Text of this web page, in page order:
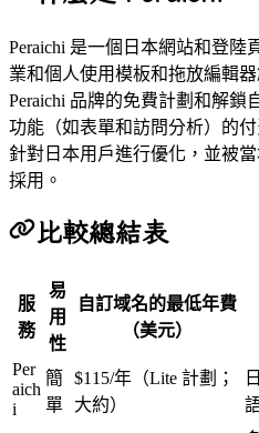
Peraichi 是一個日本網站和登
業和個人使用模板和拖放編輯
Peraichi 品牌的免費計劃和解鎖
功能（如表單和訪問分析）的
針對日本用戶進行優化，並被
採用。
比較總結表
服
務
易
用
性
自訂域名的最低年費
（美元）
Per
aich
i
簡
單
$115/年（Lite 計劃；
大約）